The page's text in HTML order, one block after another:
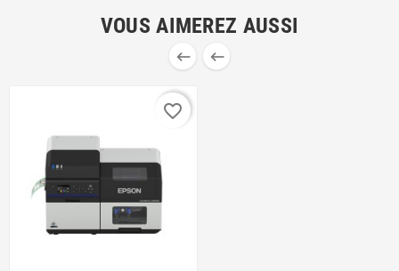
VOUS AIMEREZ AUSSI
 
favorite_border